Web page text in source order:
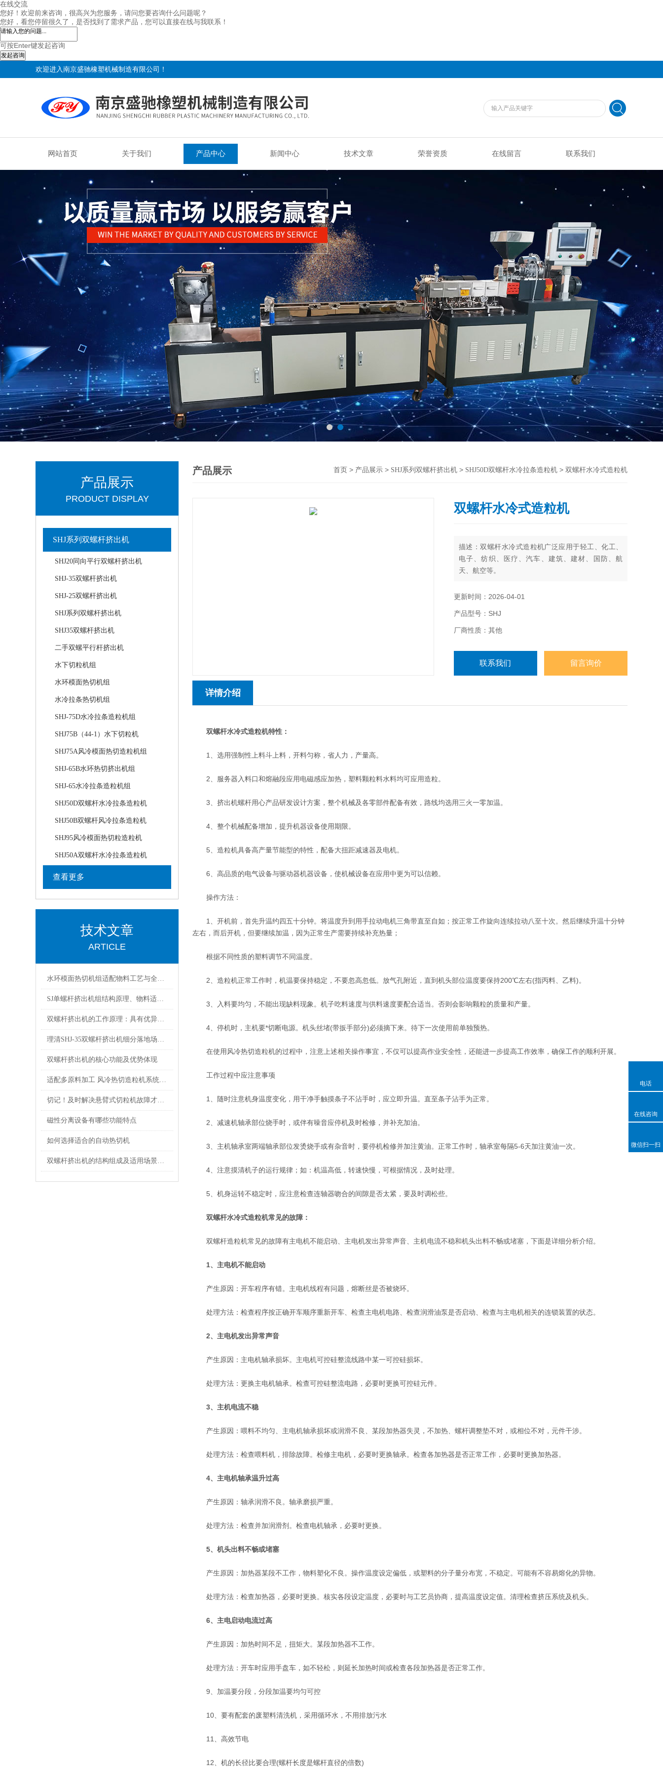
在线交流
您好！欢迎前来咨询，很高兴为您服务，请问您要咨询什么问题呢？
您好，看您停留很久了，是否找到了需求产品，您可以直接在线与我联系！
可按Enter键发起咨询
发起咨询
欢迎进入南京盛驰橡塑机械制造有限公司！
网站首页 关于我们 产品中心 新闻中心 技术文章 荣誉资质 在线留言 联系我们
产品展示
PRODUCT DISPLAY
SHJ系列双螺杆挤出机
SHJ20同向平行双螺杆挤出机
SHJ-35双螺杆挤出机
SHJ-25双螺杆挤出机
SHJ系列双螺杆挤出机
SHJ35双螺杆挤出机
二手双螺平行杆挤出机
水下切粒机组
水环模面热切机组
水冷拉条热切机组
SHJ-75D水冷拉条造粒机组
SHJ75B（44-1）水下切粒机
SHJ75A风冷模面热切造粒机组
SHJ-65B水环热切挤出机组
SHJ-65水冷拉条造粒机组
SHJ50D双螺杆水冷拉条造粒机
SHJ50B双螺杆风冷拉条造粒机
SHJ95风冷模面热切粒造粒机
SHJ50A双螺杆水冷拉条造粒机
查看更多
技术文章
ARTICLE
水环模面热切机组适配物料工艺与全流程运维保养技术解析
SJ单螺杆挤出机组结构原理、物料适配与长期运维管控技术
双螺杆挤出机的工作原理：具有优异的混合均匀性
理清SHJ-35双螺杆挤出机细分落地场景匹配各类材料加工试验
双螺杆挤出机的核心功能及优势体现
适配多原料加工 风冷热切造粒机系统构成与工况应用
切记！及时解决悬臂式切粒机故障才能够保障颗粒成品规格统一
磁性分离设备有哪些功能特点
如何选择适合的自动热切机
双螺杆挤出机的结构组成及适用场景介绍
产品展示 首页 > 产品展示 > SHJ系列双螺杆挤出机 > SHJ50D双螺杆水冷拉条造粒机 > 双螺杆水冷式造粒机
双螺杆水冷式造粒机
描述：双螺杆水冷式造粒机广泛应用于轻工、化工、
电子、纺织、医疗、汽车、建筑、建材、国防、航
天、航空等。
更新时间：2026-04-01
产品型号：SHJ
厂商性质：其他
联系我们 留言询价
详情介绍
双螺杆水冷式造粒机特性：
1、选用强制性上料斗上料，开料匀称，省人力，产量高。
2、服务器入料口和熔融段应用电磁感应加热，塑料颗粒料水料均可应用造粒。
3、挤出机螺杆用心产品研发设计方案，整个机械及各零部件配备有效，路线均选用三火一零加温。
4、整个机械配备增加，提升机器设备使用期限。
5、造粒机具备高产量节能型的特性，配备大扭距减速器及电机。
6、高品质的电气设备与驱动器机器设备，使机械设备在应用中更为可以信赖。
操作方法：
1、开机前，首先升温约四五十分钟。将温度升到用手拉动电机三角带直至自如；按正常工作旋向连续拉动八至十次。然后继续升温十分钟
左右，而后开机，但要继续加温，因为正常生产需要持续补充热量；
根据不同性质的塑料调节不同温度。
2、造粒机正常工作时，机温要保持稳定，不要忽高忽低。放气孔附近，直到机头部位温度要保持200℃左右(指丙料、乙料)。
3、入料要均匀，不能出现缺料现象。机子吃料速度与供料速度要配合适当。否则会影响颗粒的质量和产量。
4、停机时，主机要*切断电源。机头丝堵(带扳手部分)必须摘下来。待下一次使用前单独预热。
在使用风冷热切造粒机的过程中，注意上述相关操作事宜，不仅可以提高作业安全性，还能进一步提高工作效率，确保工作的顺利开展。
工作过程中应注意事项
1、随时注意机身温度变化，用干净手触摸条子不沾手时，应立即升温。直至条子沾手为正常。
2、减速机轴承部位烧手时，或伴有噪音应停机及时检修，并补充加油。
3、主机轴承室两端轴承部位发烫烧手或有杂音时，要停机检修并加注黄油。正常工作时，轴承室每隔5-6天加注黄油一次。
4、注意摸清机子的运行规律；如：机温高低，转速快慢，可根据情况，及时处理。
5、机身运转不稳定时，应注意检查连轴器吻合的间隙是否太紧，要及时调松些。
双螺杆水冷式造粒机常见的故障：
双螺杆造粒机常见的故障有主电机不能启动、主电机发出异常声音、主机电流不稳和机头出料不畅或堵塞，下面是详细分析介绍。
1、主电机不能启动
产生原因：开车程序有错。主电机线程有问题，熔断丝是否被烧环。
处理方法：检查程序按正确开车顺序重新开车、检查主电机电路、检查润滑油泵是否启动、检查与主电机相关的连锁装置的状态。
2、主电机发出异常声音
产生原因：主电机轴承损坏。主电机可控硅整流线路中某一可控硅损坏。
处理方法：更换主电机轴承。检查可控硅整流电路，必要时更换可控硅元件。
3、主机电流不稳
产生原因：喂料不均匀、主电机轴承损坏或润滑不良、某段加热器失灵，不加热、螺杆调整垫不对，或相位不对，元件干涉。
处理方法：检查喂料机，排除故障。检修主电机，必要时更换轴承。检查各加热器是否正常工作，必要时更换加热器。
4、主电机轴承温升过高
产生原因：轴承润滑不良。轴承磨损严重。
处理方法：检查并加润滑剂。检查电机轴承，必要时更换。
5、机头出料不畅或堵塞
产生原因：加热器某段不工作，物料塑化不良。操作温度设定偏低，或塑料的分子量分布宽，不稳定。可能有不容易熔化的异物。
处理方法：检查加热器，必要时更换。核实各段设定温度，必要时与工艺员协商，提高温度设定值。清理检查挤压系统及机头。
6、主电启动电流过高
产生原因：加热时间不足，扭矩大。某段加热器不工作。
处理方法：开车时应用手盘车，如不轻松，则延长加热时间或检查各段加热器是否正常工作。
9、加温要分段，分段加温要均匀可控
10、要有配套的废塑料清洗机，采用循环水，不用排放污水
11、高效节电
12、机的长径比要合理(螺杆长度是螺杆直径的倍数)
电话
在线咨询
微信扫一扫